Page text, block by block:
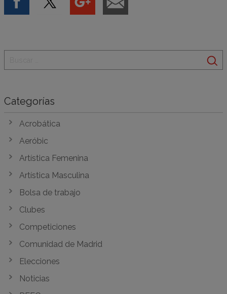
Categorías
Acrobática
Aeróbic
Artística Femenina
Artística Masculina
Bolsa de trabajo
Clubes
Competiciones
Comunidad de Madrid
Elecciones
Noticias